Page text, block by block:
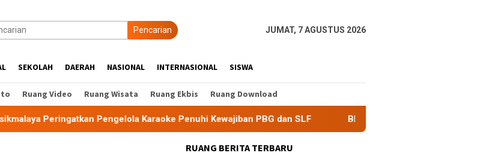
Pencarian JUMAT, 7 AGUSTUS 2026
SEKOLAH DAERAH NASIONAL INTERNASIONAL SISWA
Ruang Video Ruang Wisata Ruang Ekbis Ruang Download
Pengelola Karaoke Penuhi Kewajiban PBG dan SLF BEM Nusantara Priangan Timur Soroti
RUANG BERITA TERBARU